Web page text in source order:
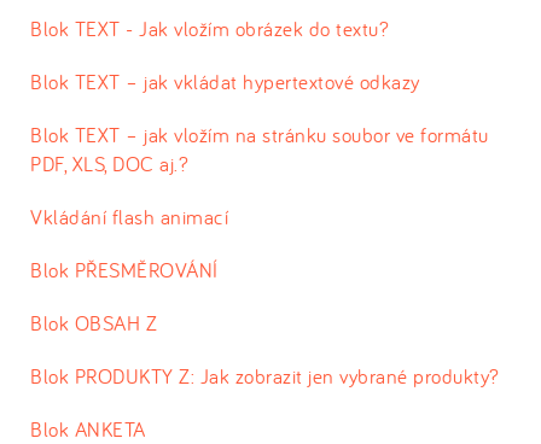
Blok TEXT - Jak vložím obrázek do textu?
Blok TEXT – jak vkládat hypertextové odkazy
Blok TEXT – jak vložím na stránku soubor ve formátu
PDF, XLS, DOC aj.?
Vkládání flash animací
Blok PŘESMĚROVÁNÍ
Blok OBSAH Z
Blok PRODUKTY Z: Jak zobrazit jen vybrané produkty?
Blok ANKETA